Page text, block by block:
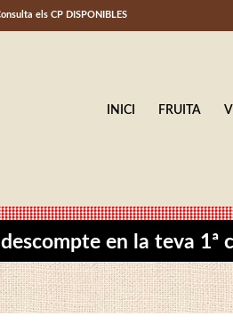
els CP DISPONIBLES
INICI FRUITA
en la teva 1ª